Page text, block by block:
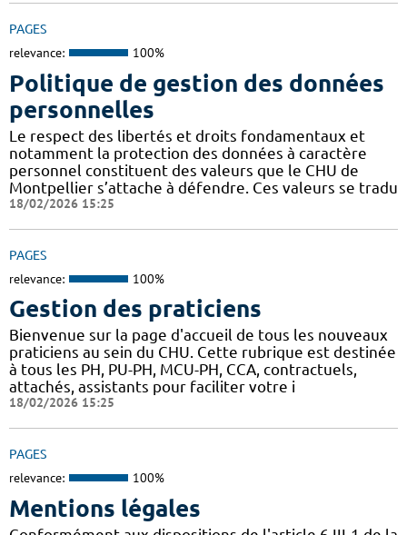
PAGES
relevance: 100%
Politique de gestion des données
personnelles
Le respect des libertés et droits fondamentaux et
notamment la protection des données à caractère
personnel constituent des valeurs que le CHU de
Montpellier s’attache à défendre. Ces valeurs se tradu
18/02/2026 15:25
PAGES
relevance: 100%
Gestion des praticiens
Bienvenue sur la page d'accueil de tous les nouveaux
praticiens au sein du CHU. Cette rubrique est destinée
à tous les PH, PU-PH, MCU-PH, CCA, contractuels,
attachés, assistants pour faciliter votre i
18/02/2026 15:25
PAGES
relevance: 100%
Mentions légales